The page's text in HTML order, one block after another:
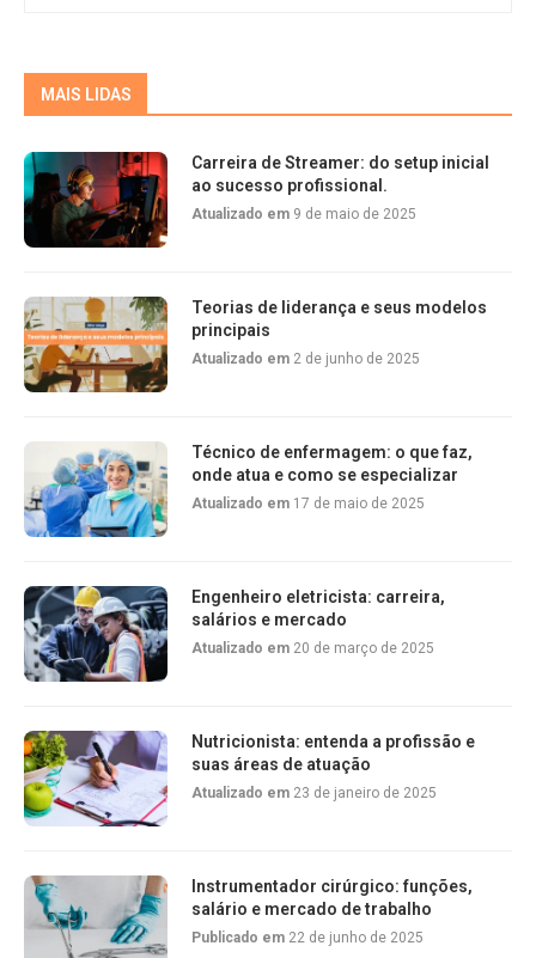
MAIS LIDAS
Carreira de Streamer: do setup inicial
ao sucesso profissional.
Atualizado em 9 de maio de 2025
Teorias de liderança e seus modelos
principais
Atualizado em 2 de junho de 2025
Técnico de enfermagem: o que faz,
onde atua e como se especializar
Atualizado em 17 de maio de 2025
Engenheiro eletricista: carreira,
salários e mercado
Atualizado em 20 de março de 2025
Nutricionista: entenda a profissão e
suas áreas de atuação
Atualizado em 23 de janeiro de 2025
Instrumentador cirúrgico: funções,
salário e mercado de trabalho
Publicado em 22 de junho de 2025